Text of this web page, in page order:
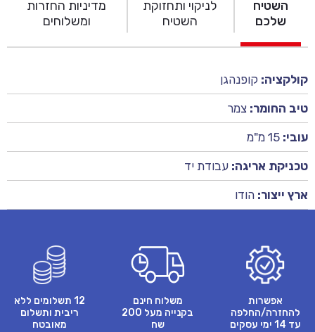
השטיח
שלכם
לניקוי ותחזוקת
השטיח
מדיניות החזרות
ומשלוחים
קולקציה: קופנהגן
טיב החומר: צמר
עובי: 15 מ"מ
טכניקת אריגה: עבודת יד
ארץ ייצור: הודו
אפשרות
להחזרה/החלפה
עד 14 ימי עסקים
משלוח חינם
בקנייה מעל 200
שח
12 תשלומים ללא
ריבית ותשלום
מאובטח